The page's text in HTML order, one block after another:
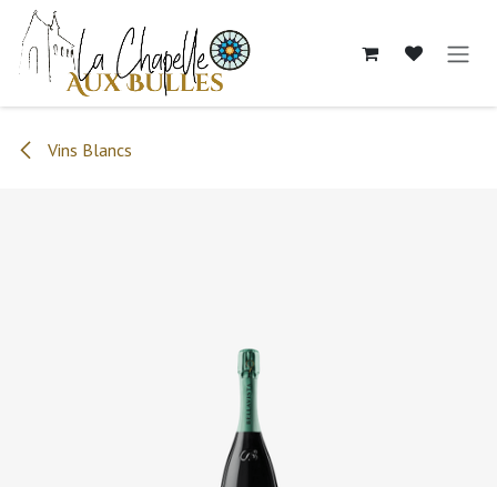
Se rendre au contenu
Vins Blancs